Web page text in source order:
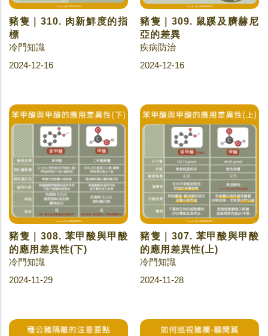
豬隻｜310. 肉新鮮度的指
標
冷門知識
2024-12-16
豬隻｜309. 鼠蹊及臍赫尼
亞的差異
疾病防治
2024-12-16
豬隻｜308. 苯甲酸與甲酸
的應用差異性(下)
冷門知識
2024-11-29
豬隻｜307. 苯甲酸與甲酸
的應用差異性(上)
冷門知識
2024-11-28